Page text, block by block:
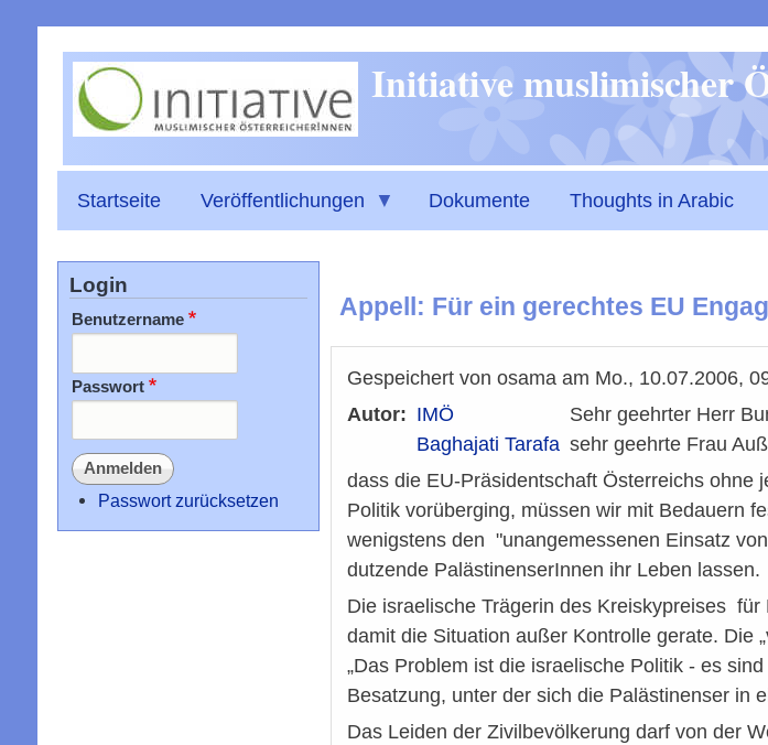
Initiative muslimischer
Startseite Veröffentlichungen Dokumente Thoughts in Arabic
Appell: Für ein gerechtes EU
Gespeichert von osama am Mo., 10.07.2006,
Autor
IMÖ
Baghajati Tarafa
Sehr geehrter Herr
sehr geehrte Frau
dass die EU-Präsidentschaft Österreichs ohne
Politik vorüberging, müssen wir mit Bedauern
wenigstens den "unangemessenen Einsatz
dutzende PalästinenserInnen ihr Leben lassen.
Die israelische Trägerin des Kreiskypreises
damit die Situation außer Kontrolle gerate. Die
„Das Problem ist die israelische Politik - es
Besatzung, unter der sich die Palästinenser in
Das Leiden der Zivilbevölkerung darf von der
Login
Benutzername
Passwort
Passwort zurücksetzen